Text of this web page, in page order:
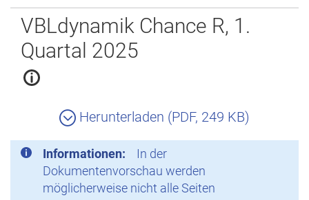
Zurück
VBLdynamik Chance R, 1.
Quartal 2025
Herunterladen (PDF, 249 KB)
Informationen:
In der
Dokumentenvorschau werden
möglicherweise nicht alle Seiten